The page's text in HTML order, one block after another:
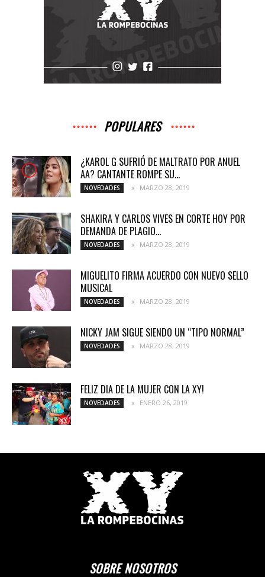
POPULARES
¿KAROL G SUFRIÓ DE MALTRATO POR ANUEL
AA? CANTANTE ROMPE SU...
NOVEDADES MARZO 28, 2019
SHAKIRA Y CARLOS VIVES EN CORTE HOY POR
DEMANDA DE PLAGIO...
NOVEDADES MARZO 28, 2019
MIGUELITO FIRMA ACUERDO CON NUEVO SELLO
MUSICAL
NOVEDADES MARZO 28, 2019
NICKY JAM SIGUE SIENDO UN “TIPO NORMAL”
NOVEDADES MARZO 28, 2019
FELIZ DIA DE LA MUJER CON LA XY!
NOVEDADES ENERO 26, 2019
SOBRE NOSOTROS